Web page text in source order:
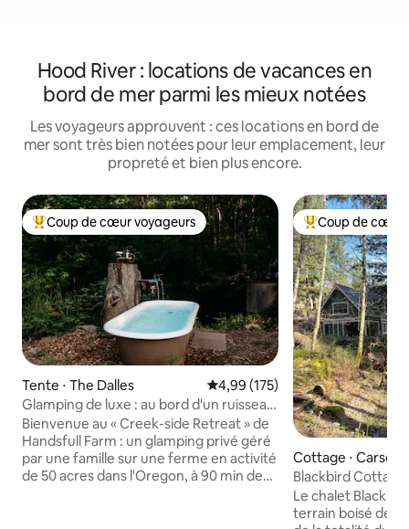
Hood River : locations de vacances en
bord de mer parmi les mieux notées
Les voyageurs approuvent : ces locations en bord de
mer sont très bien notées pour leur emplacement, leur
propreté et bien plus encore.
Coups de cœur voyageurs les plus appréciés
Coup de cœur voyageurs
Tente ⋅ The Dalles Évaluation moyenne sur la
4,99 (175)
Glamping de luxe : au bord d'un ruisseau,
baignoire, alpagas
Bienvenue au « Creek-side Retreat » de
Handsfull Farm : un glamping privé géré
par une famille sur une ferme en activité
de 50 acres dans l'Oregon, à 90 min de
Coups de cœur
Coup de cœur
Cottage ⋅ Carson
Blackbird
3 chambres
Le chalet
terrain boisé de 9 acres. Vous